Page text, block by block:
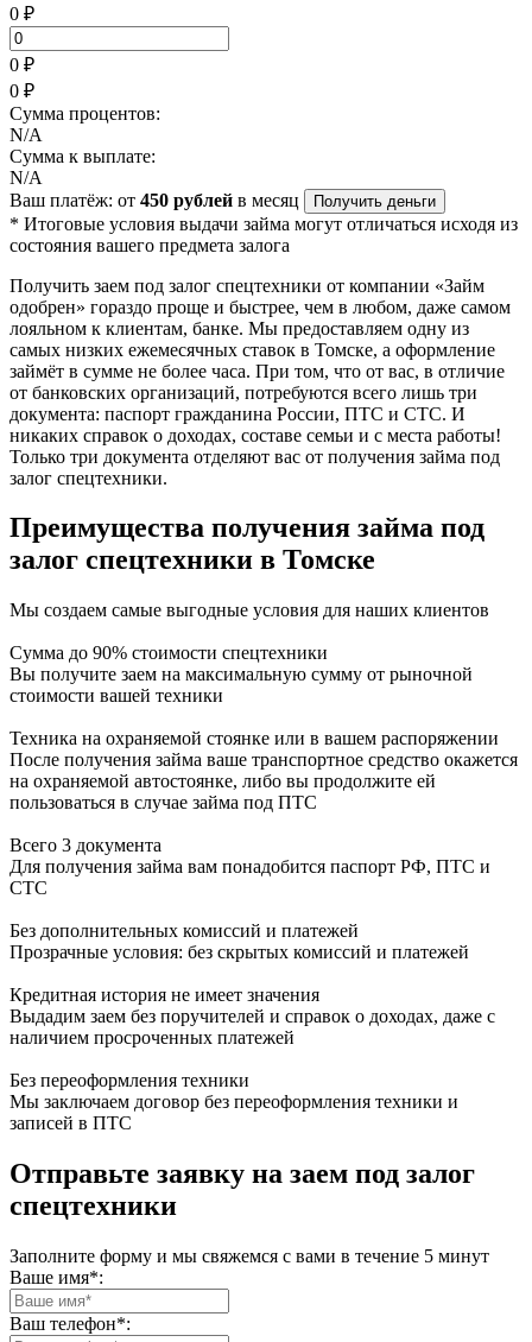
0 ₽
0 ₽
0 ₽
Сумма процентов:
N/A
Сумма к выплате:
N/A
Ваш платёж: от 450 рублей в месяц Получить деньги
* Итоговые условия выдачи займа могут отличаться исходя из
состояния вашего предмета залога
Получить заем под залог спецтехники от компании «Займ
одобрен» гораздо проще и быстрее, чем в любом, даже самом
лояльном к клиентам, банке. Мы предоставляем одну из
самых низких ежемесячных ставок в Томске, а оформление
займёт в сумме не более часа. При том, что от вас, в отличие
от банковских организаций, потребуются всего лишь три
документа: паспорт гражданина России, ПТС и СТС. И
никаких справок о доходах, составе семьи и с места работы!
Только три документа отделяют вас от получения займа под
залог спецтехники.
Преимущества получения займа под
залог спецтехники в Томске
Мы создаем самые выгодные условия для наших клиентов
Сумма до 90% стоимости спецтехники
Вы получите заем на максимальную сумму от рыночной
стоимости вашей техники
Техника на охраняемой стоянке или в вашем распоряжении
После получения займа ваше транспортное средство окажется
на охраняемой автостоянке, либо вы продолжите ей
пользоваться в случае займа под ПТС
Всего 3 документа
Для получения займа вам понадобится паспорт РФ, ПТС и
СТС
Без дополнительных комиссий и платежей
Прозрачные условия: без скрытых комиссий и платежей
Кредитная история не имеет значения
Выдадим заем без поручителей и справок о доходах, даже с
наличием просроченных платежей
Без переоформления техники
Мы заключаем договор без переоформления техники и
записей в ПТС
Отправьте заявку на заем под залог
спецтехники
Заполните форму и мы свяжемся с вами в течение 5 минут
Ваше имя*:
Ваш телефон*: